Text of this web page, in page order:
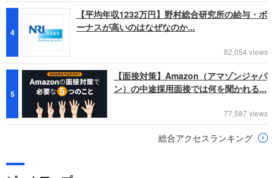
4
【平均年収1232万円】野村総合研究所の給与・ボ
ーナスが高いのはなぜなのか...
82,054 views
5
【面接対策】Amazon（アマゾンジャパ
ン）の中途採用面接では何を聞かれる...
77,587 views
総合アクセスランキング